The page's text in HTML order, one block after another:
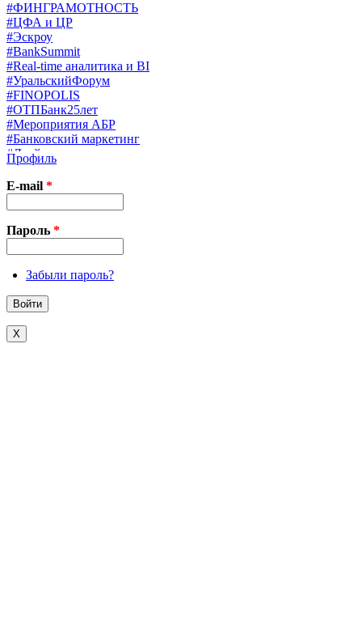
#ФИНГРАМОТНОСТЬ
#ЦФА и ЦР
#Эскроу
#BankSummit
#Real-time аналитика и BI
#УральскийФорум
#FINOPOLIS
#ОТПБанк25лет
#Мероприятия АБР
#Банковский маркетинг
#Драйверы страхования
#Финконгресс ЦБ
#PB&WM
#UX/CX
#Экосистемы
X
Профиль
E-mail *
Пароль *
Забыли пароль?
X